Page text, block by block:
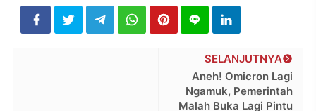
SELANJUTNYA
Aneh! Omicron Lagi
Ngamuk, Pemerintah
Malah Buka Lagi Pintu